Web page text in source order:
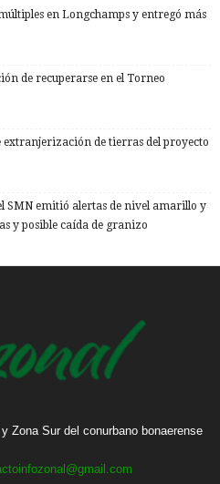
en Longchamps y entregó más
de recuperarse en el Torneo
de tierras del proyecto
SMN emitió alertas de nivel amarillo y
y posible caída de granizo
Zona Sur del conurbano bonaerense